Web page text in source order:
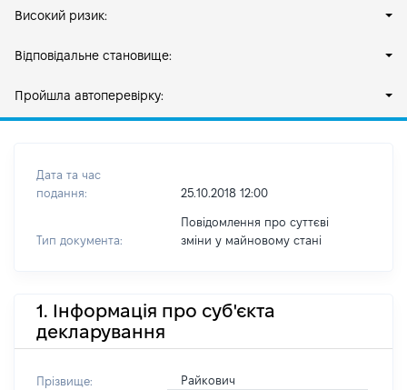
Високий ризик:
Відповідальне становище:
Пройшла автоперевірку:
Дата та час
подання:
25.10.2018 12:00
Тип документа:
Повідомлення про суттєві
зміни y майновому стані
1. Інформація про суб'єкта
декларування
Прізвище: Райкович